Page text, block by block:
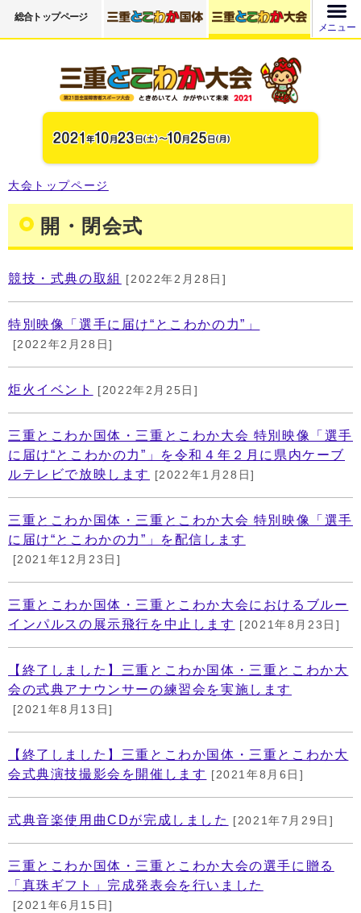
総合トップページ
メニュー
大会トップページ
開・閉会式
競技・式典の取組 [2022年2月28日]
特別映像「選手に届け“とこわかの力”」
[2022年2月28日]
炬火イベント [2022年2月25日]
三重とこわか国体・三重とこわか大会 特別映像「選手
に届け“とこわかの力”」を令和４年２月に県内ケーブ
ルテレビで放映します
[2022年1月28日]
三重とこわか国体・三重とこわか大会 特別映像「選手
に届け“とこわかの力”」を配信します
[2021年12月23日]
三重とこわか国体・三重とこわか大会におけるブルー
インパルスの展示飛行を中止します
[2021年8月23日]
【終了しました】三重とこわか国体・三重とこわか大
会の式典アナウンサーの練習会を実施します
[2021年8月13日]
【終了しました】三重とこわか国体・三重とこわか大
会式典演技撮影会を開催します
[2021年8月6日]
式典音楽使用曲CDが完成しました [2021年7月29日]
三重とこわか国体・三重とこわか大会の選手に贈る
「真珠ギフト」完成発表会を行いました
[2021年6月15日]